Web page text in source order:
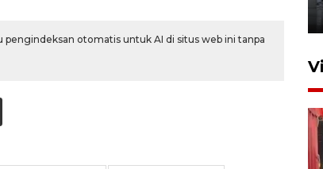
otomatis untuk AI di situs web ini tanpa